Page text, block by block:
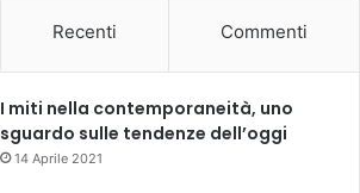
Recenti Commenti
I miti nella contemporaneità, uno
sguardo sulle tendenze dell’oggi
14 Aprile 2021